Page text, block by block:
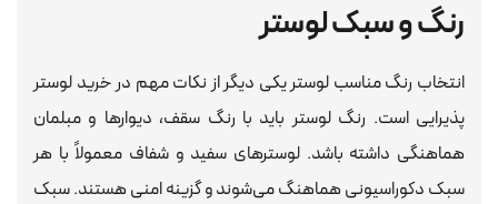
رنگ و سبک لوستر
انتخاب رنگ مناسب لوستر یکی دیگر از نکات مهم در خرید لوستر
پذیرایی است. رنگ لوستر باید با رنگ سقف، دیوارها و مبلمان
هماهنگی داشته باشد. لوسترهای سفید و شفاف معمولاً با هر
سبک دکوراسیونی هماهنگ می‌شوند و گزینه امنی هستند. سبک